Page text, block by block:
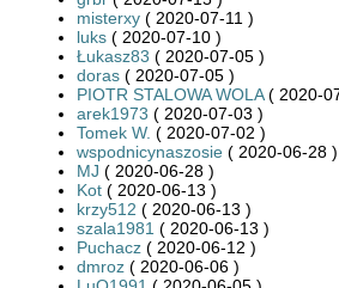
misterxy ( 2020-07-11 )
luks ( 2020-07-10 )
Łukasz83 ( 2020-07-05 )
doras ( 2020-07-05 )
PIOTR STALOWA WOLA( 2020-
arek1973 ( 2020-07-03 )
Tomek W. ( 2020-07-02 )
wspodnicynaszosie ( 2020-06-28 )
MJ ( 2020-06-28 )
Kot ( 2020-06-13 )
krzy512 ( 2020-06-13 )
szala1981 ( 2020-06-13 )
Puchacz ( 2020-06-12 )
dmroz ( 2020-06-06 )